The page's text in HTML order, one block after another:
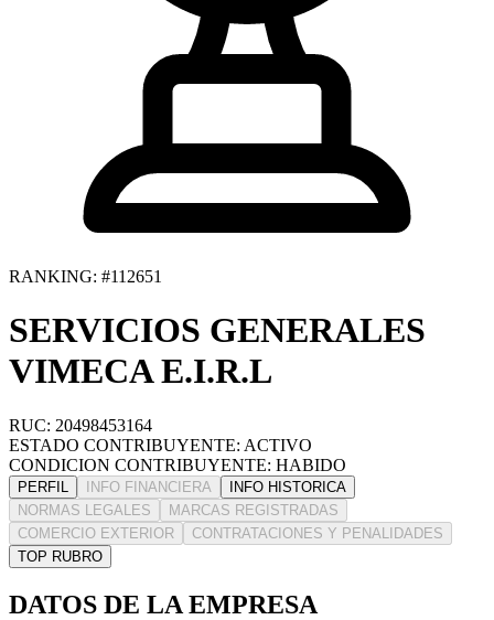
RANKING: #112651
SERVICIOS GENERALES
VIMECA E.I.R.L
RUC: 20498453164
ESTADO CONTRIBUYENTE: ACTIVO
CONDICION CONTRIBUYENTE: HABIDO
PERFIL INFO FINANCIERA
INFO HISTORICA
NORMAS LEGALES
MARCAS REGISTRADAS
COMERCIO EXTERIOR
CONTRATACIONES Y PENALIDADES
TOP RUBRO
DATOS DE LA EMPRESA